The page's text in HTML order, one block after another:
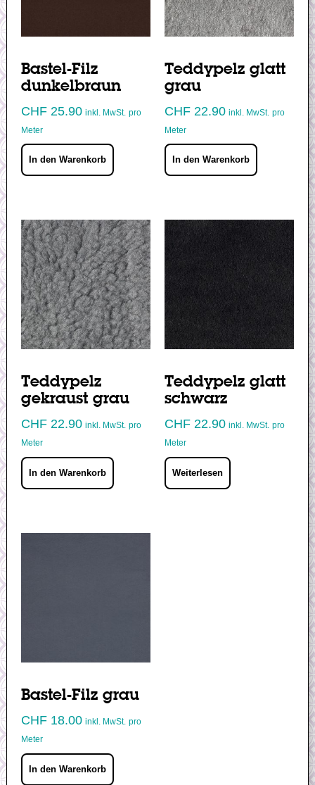
Bastel-Filz
dunkelbraun
CHF25.90 inkl. MwSt. pro
Meter
In den Warenkorb
Teddypelz glatt
grau
CHF22.90 inkl. MwSt. pro
Meter
In den Warenkorb
Teddypelz
gekraust grau
CHF22.90 inkl. MwSt. pro
Meter
In den Warenkorb
Teddypelz glatt
schwarz
CHF22.90 inkl. MwSt. pro
Meter
Weiterlesen
Bastel-Filz grau
CHF18.00 inkl. MwSt. pro
Meter
In den Warenkorb